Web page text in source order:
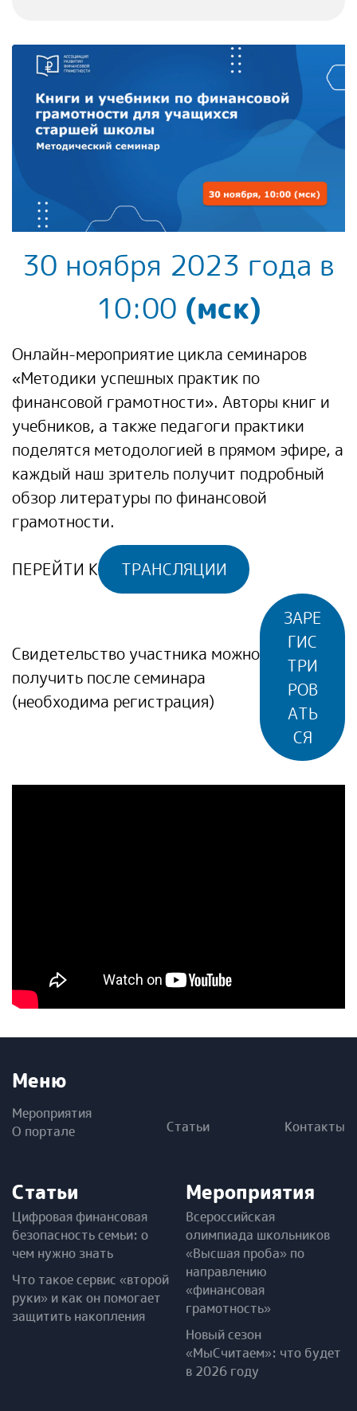
30 ноября 2023 года в
10:00 (мск)
Онлайн-мероприятие цикла семинаров
«Методики успешных практик по
финансовой грамотности». Авторы книг и
учебников, а также педагоги практики
поделятся методологией в прямом эфире, а
каждый наш зритель получит подробный
обзор литературы по финансовой
грамотности.
ПЕРЕЙТИ К ТРАНСЛЯЦИИ
Свидетельство участника можно
получить после семинара
(необходима регистрация)
ЗАРЕ
ГИС
ТРИ
РОВ
АТЬ
СЯ
Меню
Мероприятия
О портале
Статьи Контакты
Статьи
Цифровая финансовая
безопасность семьи: о
чем нужно знать
Что такое сервис «второй
руки» и как он помогает
защитить накопления
Мероприятия
Всероссийская
олимпиада школьников
«Высшая проба» по
направлению
«финансовая
грамотность»
Новый сезон
«МыСчитаем»: что будет
в 2026 году